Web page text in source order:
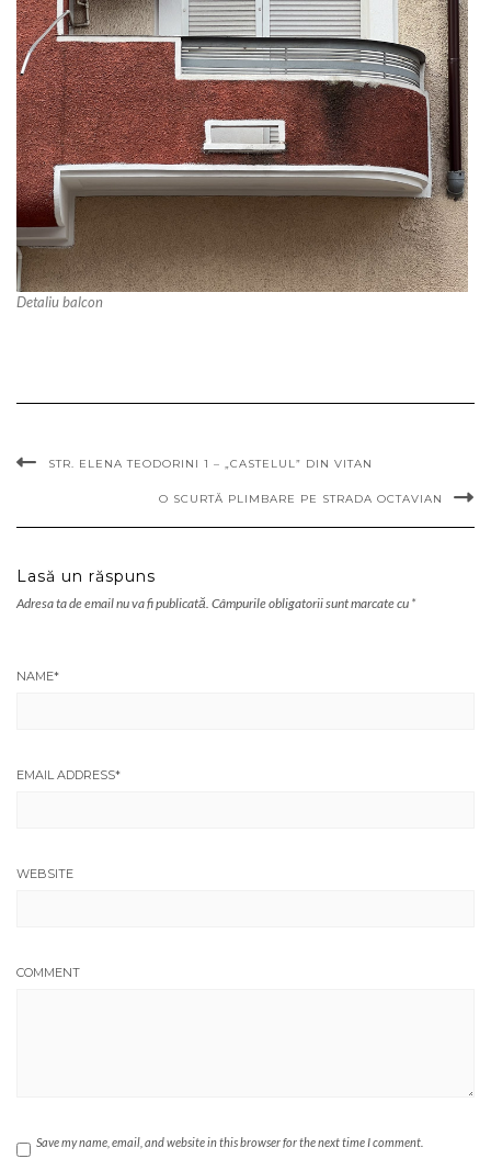
Detaliu balcon
STR. ELENA TEODORINI 1 – „CASTELUL” DIN VITAN
O SCURTĂ PLIMBARE PE STRADA OCTAVIAN
Lasă un răspuns
Adresa ta de email nu va fi publicată. Câmpurile obligatorii sunt marcate cu *
NAME*
EMAIL ADDRESS*
WEBSITE
COMMENT
Save my name, email, and website in this browser for the next time I comment.